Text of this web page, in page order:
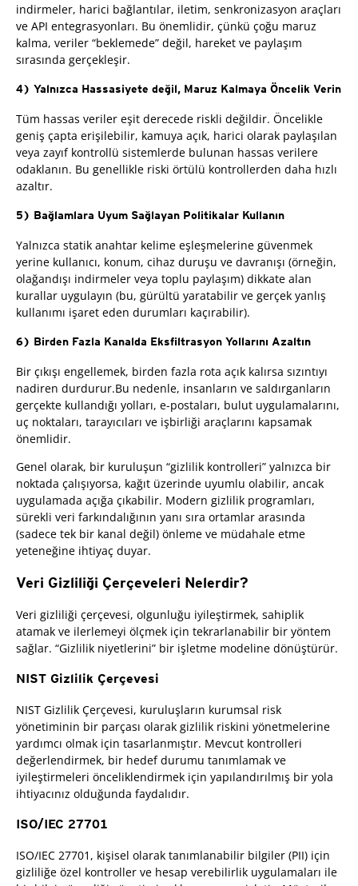
indirmeler, harici bağlantılar, iletim, senkronizasyon araçları
ve API entegrasyonları. Bu önemlidir, çünkü çoğu maruz
kalma, veriler “beklemede” değil, hareket ve paylaşım
sırasında gerçekleşir.
4) Yalnızca Hassasiyete değil, Maruz Kalmaya Öncelik Verin
Tüm hassas veriler eşit derecede riskli değildir. Öncelikle
geniş çapta erişilebilir, kamuya açık, harici olarak paylaşılan
veya zayıf kontrollü sistemlerde bulunan hassas verilere
odaklanın. Bu genellikle riski örtülü kontrollerden daha hızlı
azaltır.
5) Bağlamlara Uyum Sağlayan Politikalar Kullanın
Yalnızca statik anahtar kelime eşleşmelerine güvenmek
yerine kullanıcı, konum, cihaz duruşu ve davranışı (örneğin,
olağandışı indirmeler veya toplu paylaşım) dikkate alan
kurallar uygulayın (bu, gürültü yaratabilir ve gerçek yanlış
kullanımı işaret eden durumları kaçırabilir).
6) Birden Fazla Kanalda Eksfiltrasyon Yollarını Azaltın
Bir çıkışı engellemek, birden fazla rota açık kalırsa sızıntıyı
nadiren durdurur.Bu nedenle, insanların ve saldırganların
gerçekte kullandığı yolları, e-postaları, bulut uygulamalarını,
uç noktaları, tarayıcıları ve işbirliği araçlarını kapsamak
önemlidir.
Genel olarak, bir kuruluşun “gizlilik kontrolleri” yalnızca bir
noktada çalışıyorsa, kağıt üzerinde uyumlu olabilir, ancak
uygulamada açığa çıkabilir. Modern gizlilik programları,
sürekli veri farkındalığının yanı sıra ortamlar arasında
(sadece tek bir kanal değil) önleme ve müdahale etme
yeteneğine ihtiyaç duyar.
Veri Gizliliği Çerçeveleri Nelerdir?
Veri gizliliği çerçevesi, olgunluğu iyileştirmek, sahiplik
atamak ve ilerlemeyi ölçmek için tekrarlanabilir bir yöntem
sağlar. “Gizlilik niyetlerini” bir işletme modeline dönüştürür.
NIST Gizlilik Çerçevesi
NIST Gizlilik Çerçevesi, kuruluşların kurumsal risk
yönetiminin bir parçası olarak gizlilik riskini yönetmelerine
yardımcı olmak için tasarlanmıştır. Mevcut kontrolleri
değerlendirmek, bir hedef durumu tanımlamak ve
iyileştirmeleri önceliklendirmek için yapılandırılmış bir yola
ihtiyacınız olduğunda faydalıdır.
ISO/IEC 27701
ISO/IEC 27701, kişisel olarak tanımlanabilir bilgiler (PII) için
gizliliğe özel kontroller ve hesap verebilirlik uygulamaları ile